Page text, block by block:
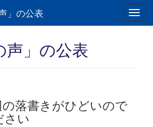
」の公表
声」の公表
落書きがひどいので
さい